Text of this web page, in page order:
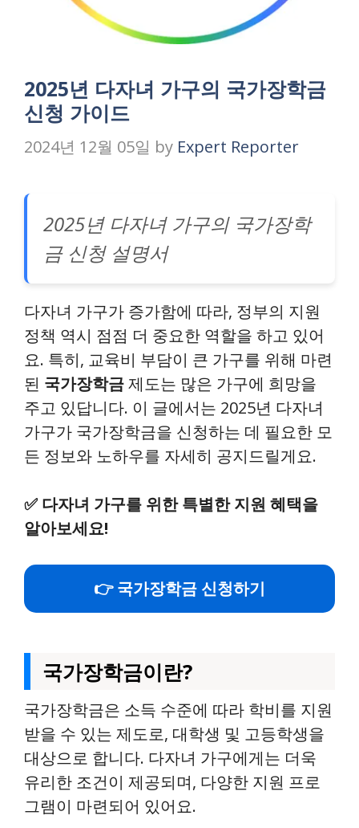
2025년 다자녀 가구의 국가장학금
신청 가이드
2024년 12월 05일 by Expert Reporter
2025년 다자녀 가구의 국가장학
금 신청 설명서
다자녀 가구가 증가함에 따라, 정부의 지원
정책 역시 점점 더 중요한 역할을 하고 있어
요. 특히, 교육비 부담이 큰 가구를 위해 마련
된 국가장학금제도는 많은 가구에 희망을
주고 있답니다. 이 글에서는 2025년 다자녀
가구가 국가장학금을 신청하는 데 필요한 모
든 정보와 노하우를 자세히 공지드릴게요.
✅ 다자녀 가구를 위한 특별한 지원 혜택을
알아보세요!
👉 국가장학금 신청하기
국가장학금이란?
국가장학금은 소득 수준에 따라 학비를 지원
받을 수 있는 제도로, 대학생 및 고등학생을
대상으로 합니다. 다자녀 가구에게는 더욱
유리한 조건이 제공되며, 다양한 지원 프로
그램이 마련되어 있어요.